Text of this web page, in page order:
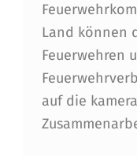
Land können
Feuerwehren
auf die